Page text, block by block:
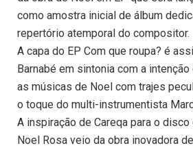
como amostra inicial de álbum
repertório atemporal do compositor.
A capa do EP Com que roupa? é
Barnabé em sintonia com a
as músicas de Noel com trajes
o toque do multi-instrumentista
A inspiração de Careqa para o
Noel Rosa veio da obra inovadora